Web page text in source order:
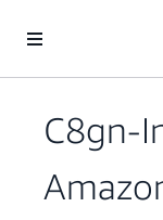
Überspringen zum
C8gn-